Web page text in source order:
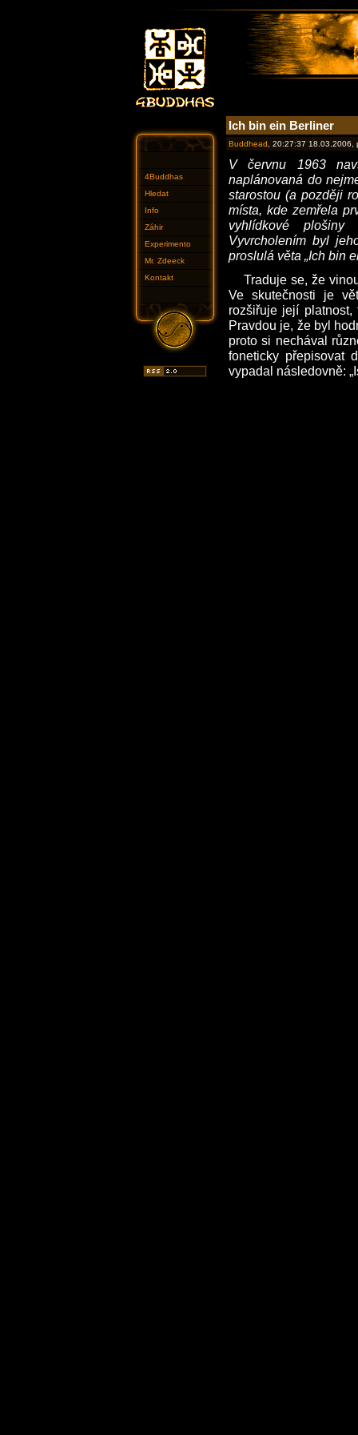
4Buddhas
Hledat
Info
Záhir
Experimento
Mr. Zdeeck
Kontakt
Ich bin ein Berliner
Buddhead , 20:27:37
V červnu 1963
naplánovaná do
starostou (a později
místa, kde zemřela
vyhlídkové
Vyvrcholením byl
proslulá věta „Ich bin
Traduje se, že
Ve skutečnosti je
rozšiřuje její platnost,
Pravdou je, že byl
proto si nechával
foneticky přepisovat
vypadal následovně: